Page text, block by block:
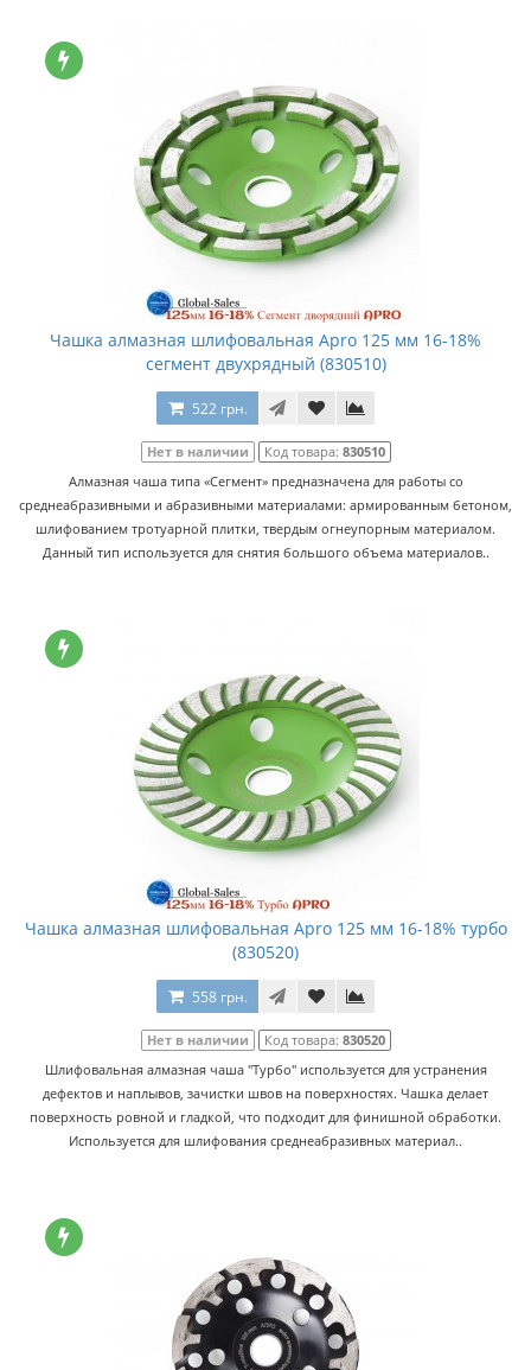
Чашка алмазная шлифовальная Apro 125 мм 16-18%
сегмент двухрядный (830510)
522 грн.
Нет в наличии Код товара: 830510
Алмазная чаша типа «Сегмент» предназначена для работы со
среднеабразивными и абразивными материалами: армированным бетоном,
шлифованием тротуарной плитки, твердым огнеупорным материалом.
Данный тип используется для снятия большого объема материалов..
Чашка алмазная шлифовальная Apro 125 мм 16-18% турбо
(830520)
558 грн.
Нет в наличии Код товара: 830520
Шлифовальная алмазная чаша "Турбо" используется для устранения
дефектов и наплывов, зачистки швов на поверхностях. Чашка делает
поверхность ровной и гладкой, что подходит для финишной обработки.
Используется для шлифования среднеабразивных материал..